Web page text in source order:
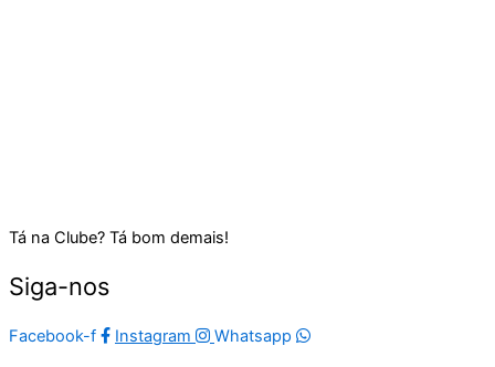
Tá na Clube? Tá bom demais!
Siga-nos
Facebook-f Instagram Whatsapp